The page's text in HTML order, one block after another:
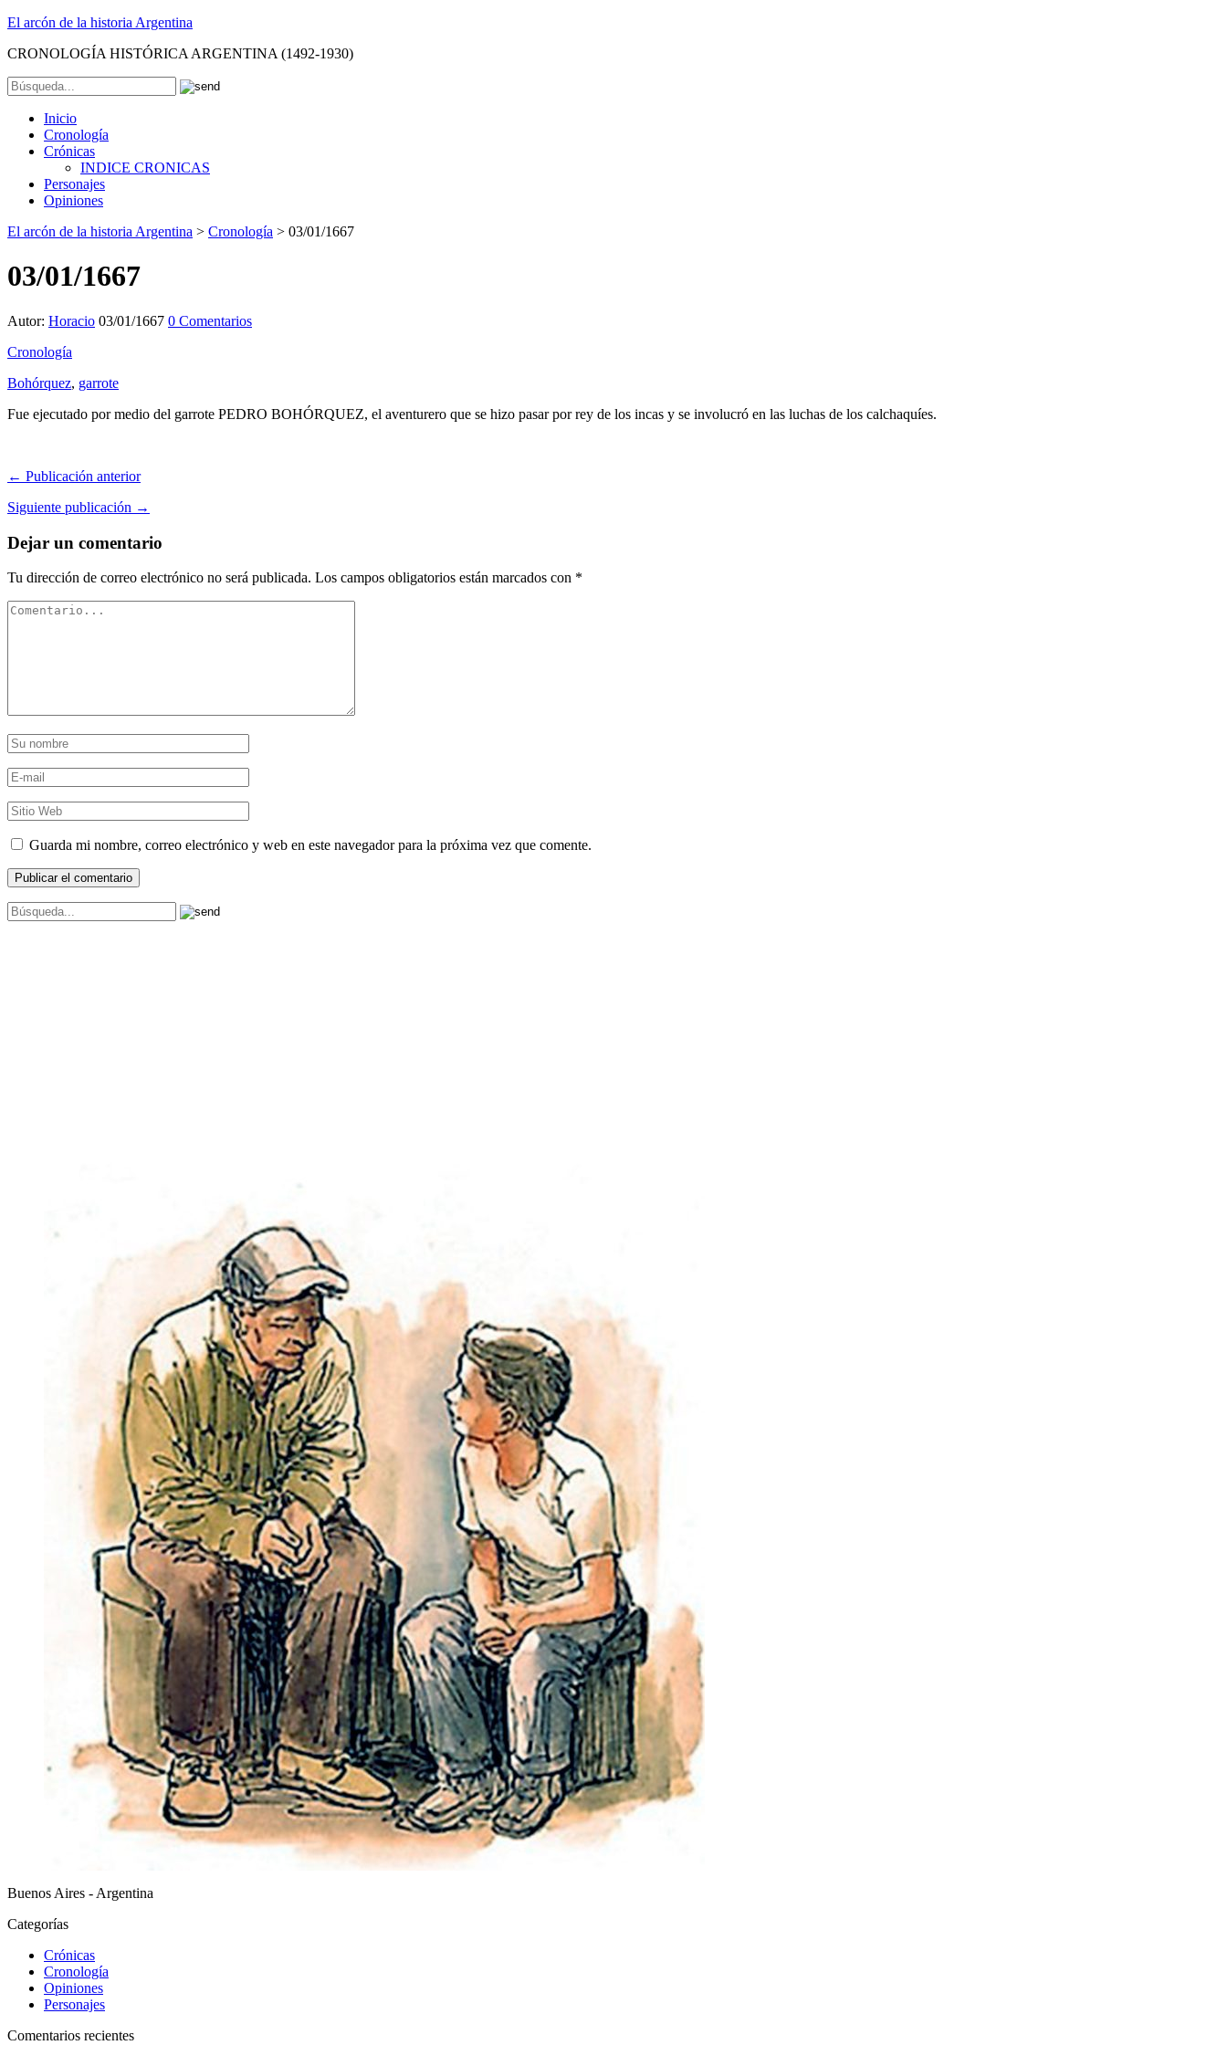
El arcón de la historia Argentina
CRONOLOGÍA HISTÓRICA ARGENTINA (1492-1930)
Inicio
Cronología
Crónicas
INDICE CRONICAS
Personajes
Opiniones
El arcón de la historia Argentina > Cronología > 03/01/1667
03/01/1667
Autor: Horacio 03/01/1667 0 Comentarios
Cronología
Bohórquez, garrote
Fue ejecutado por medio del garrote PEDRO BOHÓRQUEZ, el aventurero que se hizo pasar por rey de los incas y se involucró en las luchas de los calchaquíes.
← Publicación anterior
Siguiente publicación →
Dejar un comentario
Tu dirección de correo electrónico no será publicada. Los campos obligatorios están marcados con *
Guarda mi nombre, correo electrónico y web en este navegador para la próxima vez que comente.
Buenos Aires - Argentina
Categorías
Crónicas
Cronología
Opiniones
Personajes
Comentarios recientes